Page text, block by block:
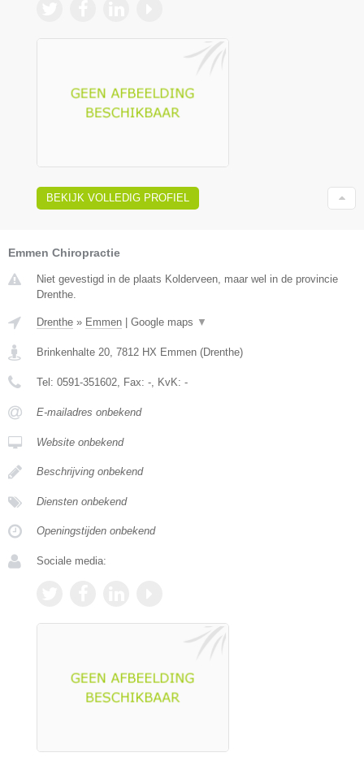
BEKIJK VOLLEDIG PROFIEL
Emmen Chiropractie
Niet gevestigd in de plaats Kolderveen, maar wel in de provincie
Drenthe.
Drenthe » Emmen Google maps ▼
Brinkenhalte 20 7812 HX Emmen (Drenthe)
Tel: 0591-351602 , Fax: - , KvK: -
E-mailadres onbekend
Website onbekend
Beschrijving onbekend
Diensten onbekend
Openingstijden onbekend
Sociale media: